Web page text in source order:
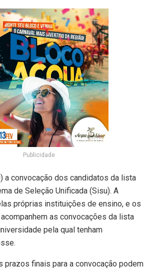
Publicidade
a convocação dos candidatos da lista
de Seleção Unificada (Sisu). A
próprias instituições de ensino, e os
as convocações da lista
pela qual tenham
prazos finais para a convocação podem